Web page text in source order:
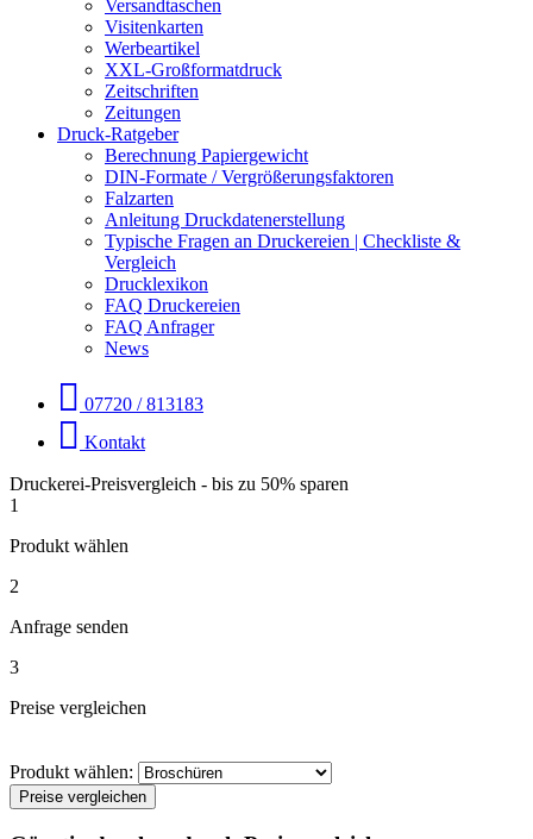
Versandtaschen
Visitenkarten
Werbeartikel
XXL-Großformatdruck
Zeitschriften
Zeitungen
Druck-Ratgeber
Berechnung Papiergewicht
DIN-Formate / Vergrößerungsfaktoren
Falzarten
Anleitung Druckdatenerstellung
Typische Fragen an Druckereien | Checkliste &
Vergleich
Drucklexikon
FAQ Druckereien
FAQ Anfrager
News
07720 / 813183
Kontakt
Druckerei-Preisvergleich - bis zu 50% sparen
1
Produkt wählen
2
Anfrage senden
3
Preise vergleichen
Produkt wählen:
Preise vergleichen